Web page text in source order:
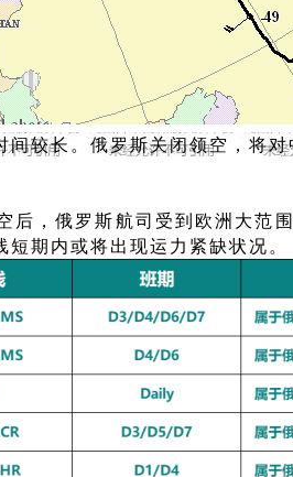
较长。 俄罗斯关闭领空，将
，俄罗斯航司受到欧洲大范围
短期内或将出现运力紧缺状况。